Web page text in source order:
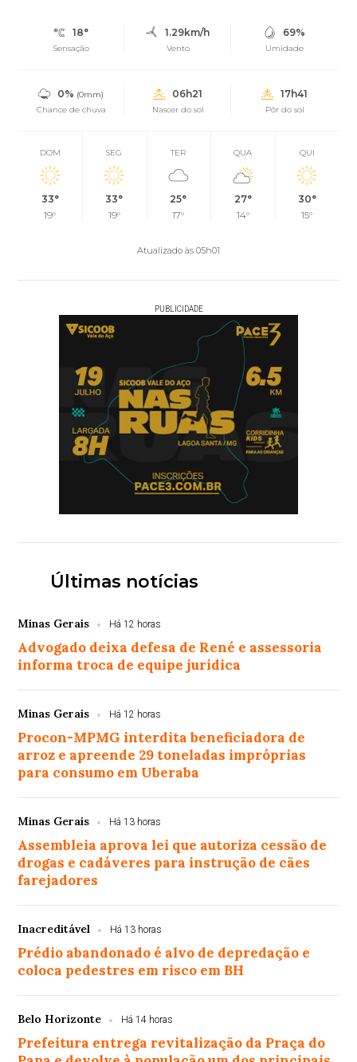
18°
Sensação
1.29km/h
Vento
69%
Umidade
0% (0mm)
Chance de chuva
06h21
Nascer do sol
17h41
Pôr do sol
DOM
33°
19°
SEG
33°
19°
TER
25°
17°
QUA
27°
14°
QUI
30°
15°
Atualizado às 05h01
PUBLICIDADE
Últimas notícias
Minas Gerais Há 12 horas
Advogado deixa defesa de René e assessoria
informa troca de equipe jurídica
Minas Gerais Há 12 horas
Procon-MPMG interdita beneficiadora de
arroz e apreende 29 toneladas impróprias
para consumo em Uberaba
Minas Gerais Há 13 horas
Assembleia aprova lei que autoriza cessão de
drogas e cadáveres para instrução de cães
farejadores
Inacreditável Há 13 horas
Prédio abandonado é alvo de depredação e
coloca pedestres em risco em BH
Belo Horizonte Há 14 horas
Prefeitura entrega revitalização da Praça do